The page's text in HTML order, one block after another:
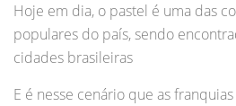
Hoje em dia, o pastel é uma das
populares do país, sendo
cidades brasileiras
E é nesse cenário que as